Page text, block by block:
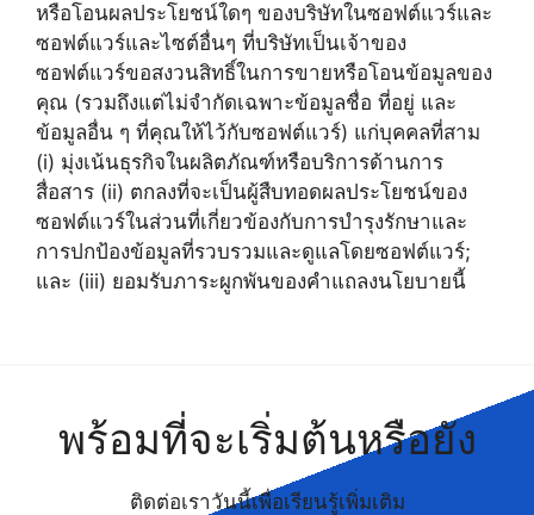
หรือโอนผลประโยชน์ใดๆ ของบริษัทในซอฟต์แวร์และ
ซอฟต์แวร์และไซต์อื่นๆ ที่บริษัทเป็นเจ้าของ
ซอฟต์แวร์ขอสงวนสิทธิ์ในการขายหรือโอนข้อมูลของ
คุณ (รวมถึงแต่ไม่จำกัดเฉพาะข้อมูลชื่อ ที่อยู่ และ
ข้อมูลอื่น ๆ ที่คุณให้ไว้กับซอฟต์แวร์) แก่บุคคลที่สาม
(i) มุ่งเน้นธุรกิจในผลิตภัณฑ์หรือบริการด้านการ
สื่อสาร (ii) ตกลงที่จะเป็นผู้สืบทอดผลประโยชน์ของ
ซอฟต์แวร์ในส่วนที่เกี่ยวข้องกับการบำรุงรักษาและ
การปกป้องข้อมูลที่รวบรวมและดูแลโดยซอฟต์แวร์;
และ (iii) ยอมรับภาระผูกพันของคำแถลงนโยบายนี้
พร้อมที่จะเริ่มต้นหรือยัง
ติดต่อเราวันนี้เพื่อเรียนรู้เพิ่มเติม